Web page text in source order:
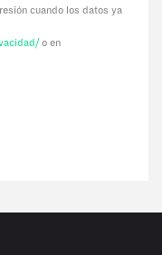
cuando los datos ya
o en